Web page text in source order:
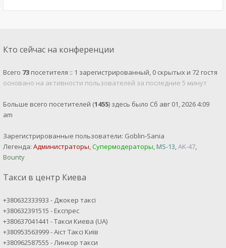
Кто сейчас на конференции
Всего 73 посетителя :: 1 зарегистрированный, 0 скрытых и 72 гостя
основано на активности пользователей за последние 5 минут
Больше всего посетителей (1455) здесь было Сб авг 01, 2026 4:09
am
Зарегистрированные пользователи: Goblin-Sania
Легенда: Администраторы,Супермодераторы,MS-13,AK-47,
Bounty
Такси в центр Киева
+380632333933 - Джокер таксі
+380632391515 - Експрес
+380637041441 - Такси Киева (UA)
+380953563999 - Аіст Таксі Київ
+380962587555 - Линкор такси